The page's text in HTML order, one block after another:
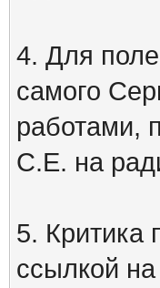
4. Для
самого
работами,
С.Е. на
5. Критика
ссылкой